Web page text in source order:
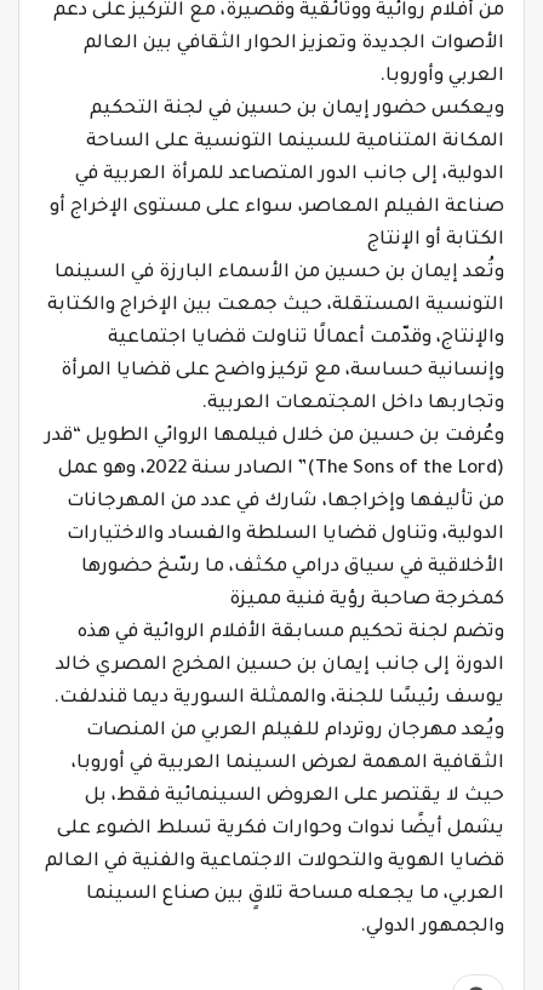
من أفلام روائية ووثائقية وقصيرة، مع التركيز على دعم
الأصوات الجديدة وتعزيز الحوار الثقافي بين العالم
العربي وأوروبا.
ويعكس حضور إيمان بن حسين في لجنة التحكيم
المكانة المتنامية للسينما التونسية على الساحة
الدولية، إلى جانب الدور المتصاعد للمرأة العربية في
صناعة الفيلم المعاصر، سواء على مستوى الإخراج أو
الكتابة أو الإنتاج
وتُعد إيمان بن حسين من الأسماء البارزة في السينما
التونسية المستقلة، حيث جمعت بين الإخراج والكتابة
والإنتاج، وقدّمت أعمالًا تناولت قضايا اجتماعية
وإنسانية حساسة، مع تركيز واضح على قضايا المرأة
وتجاربها داخل المجتمعات العربية.
وعُرفت بن حسين من خلال فيلمها الروائي الطويل “قدر
(The Sons of the Lord)” الصادر سنة 2022، وهو عمل
من تأليفها وإخراجها، شارك في عدد من المهرجانات
الدولية، وتناول قضايا السلطة والفساد والاختيارات
الأخلاقية في سياق درامي مكثف، ما رسّخ حضورها
كمخرجة صاحبة رؤية فنية مميزة
وتضم لجنة تحكيم مسابقة الأفلام الروائية في هذه
الدورة إلى جانب إيمان بن حسين المخرج المصري خالد
يوسف رئيسًا للجنة، والممثلة السورية ديما قندلفت.
ويُعد مهرجان روتردام للفيلم العربي من المنصات
الثقافية المهمة لعرض السينما العربية في أوروبا،
حيث لا يقتصر على العروض السينمائية فقط، بل
يشمل أيضًا ندوات وحوارات فكرية تسلط الضوء على
قضايا الهوية والتحولات الاجتماعية والفنية في العالم
العربي، ما يجعله مساحة تلاقٍ بين صناع السينما
والجمهور الدولي.